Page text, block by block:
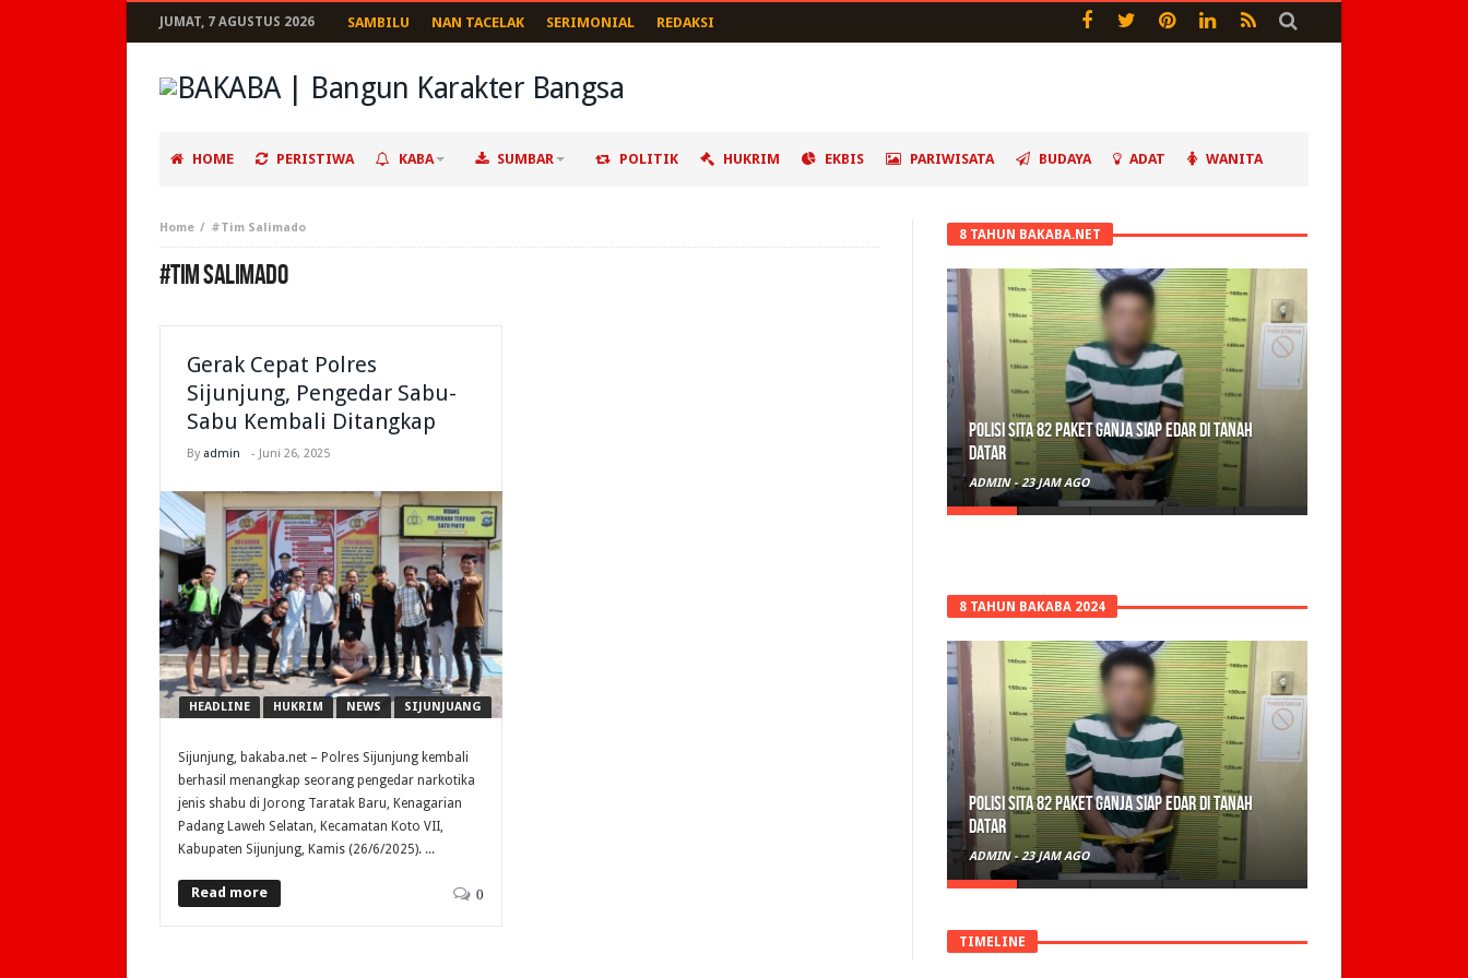
JUMAT, 7 AGUSTUS 2026 SAMBILU NAN TACELAK SERIMONIAL REDAKSI
HOME PERISTIWA KABA SUMBAR POLITIK HUKRIM EKBIS PARIWISATA BUDAYA ADAT WANITA
Home #Tim Salimado
#TIM SALIMADO
Gerak Cepat Polres
Sijunjung, Pengedar Sabu-
Sabu Kembali Ditangkap
By admin - Juni 26, 2025
HEADLINE HUKRIM NEWS SIJUNJUANG
Sijunjung, bakaba.net – Polres Sijunjung kembali
berhasil menangkap seorang pengedar narkotika
jenis shabu di Jorong Taratak Baru, Kenagarian
Padang Laweh Selatan, Kecamatan Koto VII,
Kabupaten Sijunjung, Kamis (26/6/2025). ...
Read more 0
8 TAHUN BAKABA.NET
Polisi Sita 82 Paket Ganja Siap Edar di Tanah
Datar
ADMIN -23 JAM AGO
8 TAHUN BAKABA 2024
Polisi Sita 82 Paket Ganja Siap Edar di Tanah
Datar
ADMIN -23 JAM AGO
TIMELINE